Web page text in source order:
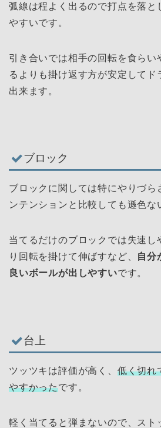
弧線は程よく出るので打点を落と
やすいです。
引き合いでは相手の回転を食らい
るよりも掛け返す方が安定してド
出来ます。
ブロック
ブロックに関しては特にやりづら
ンテンションと比較しても遜色な
当てるだけのブロックでは失速し
り回転を掛けて伸ばすなど、 自分
良いボールが出しやすいです。
台上
ツッツキは評価が高く、 低く切れ
やすかったです。
軽く当てると弾まないので、スト